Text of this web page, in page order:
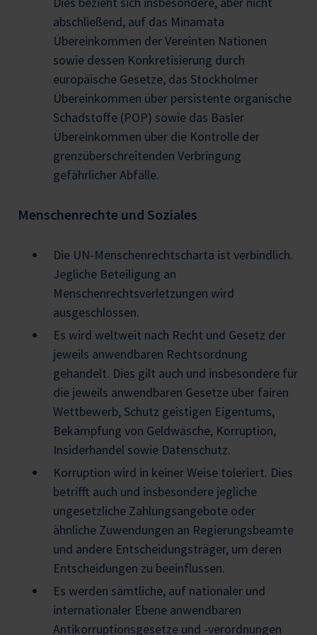
abschließend, auf das Minamata
Übereinkommen der Vereinten Nationen
sowie dessen Konkretisierung durch
europäische Gesetze, das Stockholmer
Übereinkommen über persistente organische
Schadstoffe (POP) sowie das Basler
Übereinkommen über die Kontrolle der
grenzüberschreitenden Verbringung
gefährlicher Abfälle.
Menschenrechte und Soziales
Die UN-Menschenrechtscharta ist verbindlich.
Jegliche Beteiligung an
Menschenrechtsverletzungen wird
ausgeschlossen.
Es wird weltweit nach Recht und Gesetz der
jeweils anwendbaren Rechtsordnung
gehandelt. Dies gilt auch und insbesondere für
die jeweils anwendbaren Gesetze über fairen
Wettbewerb, Schutz geistigen Eigentums,
Bekämpfung von Geldwäsche, Korruption,
Insiderhandel sowie Datenschutz.
Korruption wird in keiner Weise toleriert. Dies
betrifft auch und insbesondere jegliche
ungesetzliche Zahlungsangebote oder
ähnliche Zuwendungen an Regierungsbeamte
und andere Entscheidungsträger, um deren
Entscheidungen zu beeinflussen.
Es werden sämtliche, auf nationaler und
internationaler Ebene anwendbaren
Antikorruptionsgesetze und -verordnungen